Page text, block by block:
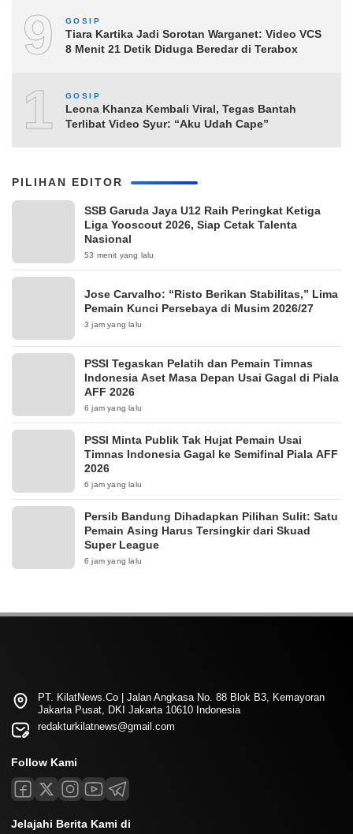
9 GOSIP
Tiara Kartika Jadi Sorotan Warganet: Video VCS
8 Menit 21 Detik Diduga Beredar di Terabox
10
GOSIP
Leona Khanza Kembali Viral, Tegas Bantah
Terlibat Video Syur: “Aku Udah Cape”
PILIHAN EDITOR
SSB Garuda Jaya U12 Raih Peringkat Ketiga
Liga Yooscout 2026, Siap Cetak Talenta
Nasional
53 menit yang lalu
Jose Carvalho: “Risto Berikan Stabilitas,” Lima
Pemain Kunci Persebaya di Musim 2026/27
3 jam yang lalu
PSSI Tegaskan Pelatih dan Pemain Timnas
Indonesia Aset Masa Depan Usai Gagal di Piala
AFF 2026
6 jam yang lalu
PSSI Minta Publik Tak Hujat Pemain Usai
Timnas Indonesia Gagal ke Semifinal Piala AFF
2026
6 jam yang lalu
Persib Bandung Dihadapkan Pilihan Sulit: Satu
Pemain Asing Harus Tersingkir dari Skuad
Super League
6 jam yang lalu
PT. KilatNews.Co | Jalan Angkasa No. 88 Blok B3, Kemayoran
Jakarta Pusat, DKI Jakarta 10610 Indonesia
redakturkilatnews@gmail.com
Follow Kami
Jelajahi Berita Kami di